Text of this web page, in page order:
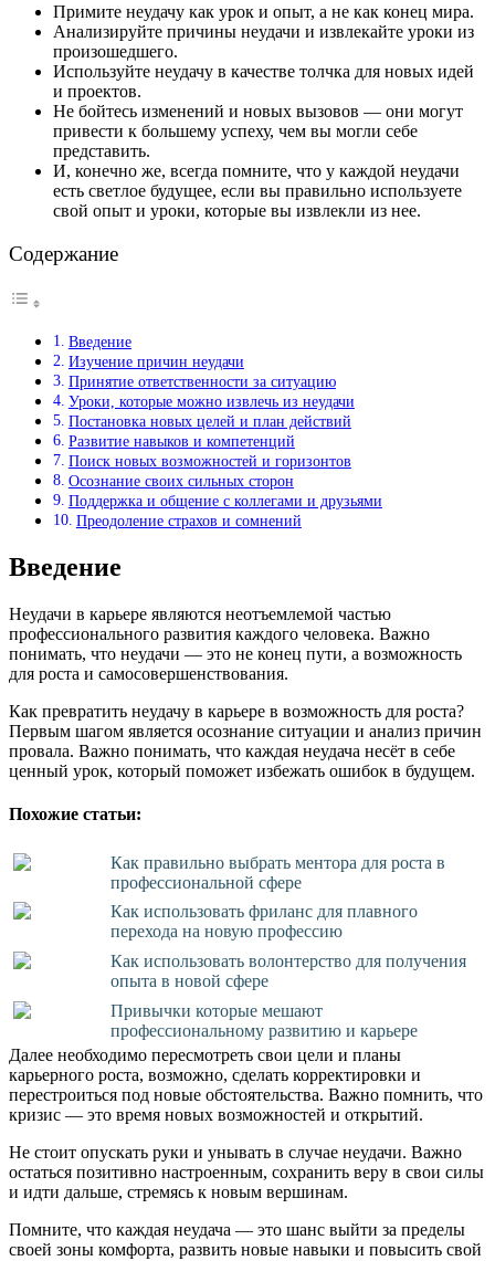
Примите неудачу как урок и опыт, а не как конец мира.
Анализируйте причины неудачи и извлекайте уроки из
произошедшего.
Используйте неудачу в качестве толчка для новых идей
и проектов.
Не бойтесь изменений и новых вызовов — они могут
привести к большему успеху, чем вы могли себе
представить.
И, конечно же, всегда помните, что у каждой неудачи
есть светлое будущее, если вы правильно используете
свой опыт и уроки, которые вы извлекли из нее.
Содержание
Введение
Изучение причин неудачи
Принятие ответственности за ситуацию
Уроки, которые можно извлечь из неудачи
Постановка новых целей и план действий
Развитие навыков и компетенций
Поиск новых возможностей и горизонтов
Осознание своих сильных сторон
Поддержка и общение с коллегами и друзьями
Преодоление страхов и сомнений
Введение
Неудачи в карьере являются неотъемлемой частью
профессионального развития каждого человека. Важно
понимать, что неудачи — это не конец пути, а возможность
для роста и самосовершенствования.
Как превратить неудачу в карьере в возможность для роста?
Первым шагом является осознание ситуации и анализ причин
провала. Важно понимать, что каждая неудача несёт в себе
ценный урок, который поможет избежать ошибок в будущем.
Похожие статьи:
Как правильно выбрать ментора для роста в
профессиональной сфере
Как использовать фриланс для плавного
перехода на новую профессию
Как использовать волонтерство для получения
опыта в новой сфере
Привычки которые мешают
профессиональному развитию и карьере
Далее необходимо пересмотреть свои цели и планы
карьерного роста, возможно, сделать корректировки и
перестроиться под новые обстоятельства. Важно помнить, что
кризис — это время новых возможностей и открытий.
Не стоит опускать руки и унывать в случае неудачи. Важно
остаться позитивно настроенным, сохранить веру в свои силы
и идти дальше, стремясь к новым вершинам.
Помните, что каждая неудача — это шанс выйти за пределы
своей зоны комфорта, развить новые навыки и повысить свой